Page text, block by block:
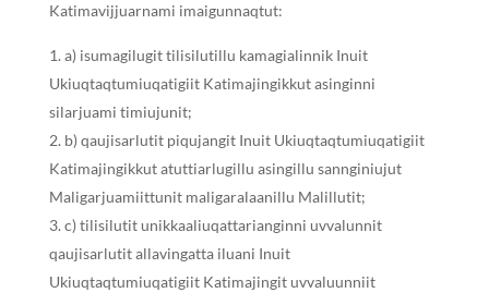
Katimavijjuarnami imaigunnaqtut:
a) isumagilugit tilisilutillu kamagialinnik Inuit
Ukiuqtaqtumiuqatigiit Katimajingikkut asinginni
silarjuami timiujunit;
b) qaujisarlutit piqujangit Inuit Ukiuqtaqtumiuqatigiit
Katimajingikkut atuttiarlugillu asingillu sannginiujut
Maligarjuamiittunit maligaralaanillu Malillutit;
c) tilisilutit unikkaaliuqattarianginni uvvalunnit
qaujisarlutit allavingatta iluani Inuit
Ukiuqtaqtumiuqatigiit Katimajingit uvvaluunniit